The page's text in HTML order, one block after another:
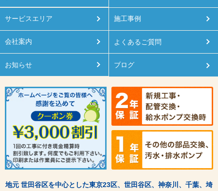
サービスエリア 施工事例
会社案内 よくあるご質問
お知らせ ブログ
地元 世田谷区を中心とした東京23区、世田谷区、神奈川、千葉、埼